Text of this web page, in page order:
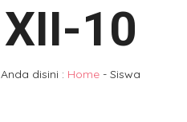
XII-10
Anda disini : Home - Siswa